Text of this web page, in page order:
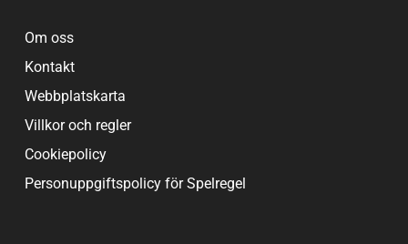
Om oss
Kontakt
Webbplatskarta
Villkor och regler
Cookiepolicy
Personuppgiftspolicy för Spelregel